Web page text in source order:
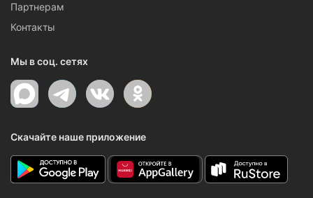
Партнерам
Контакты
Мы в соц. сетях
Скачайте наше приложение